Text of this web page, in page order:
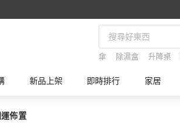
傘 除濕盒 升降桌
新品上架 即時排行 家居
運佈置